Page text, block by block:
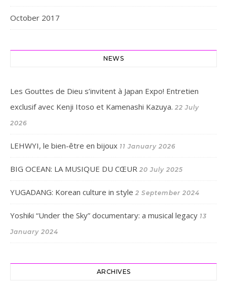
October 2017
NEWS
Les Gouttes de Dieu s’invitent à Japan Expo! Entretien
exclusif avec Kenji Itoso et Kamenashi Kazuya. 22 July
2026
LEHWYI, le bien-être en bijoux 11 January 2026
BIG OCEAN: LA MUSIQUE DU CŒUR 20 July 2025
YUGADANG: Korean culture in style 2 September 2024
Yoshiki “Under the Sky” documentary: a musical legacy 13
January 2024
ARCHIVES